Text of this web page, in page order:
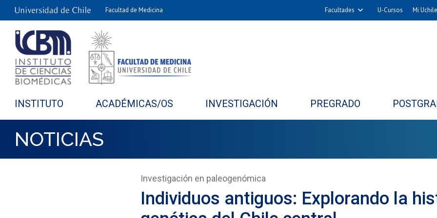
Facultad de Medicina Facultades
Filosofía y Humanidades
U-Cursos Mi Uchile
INSTITUTO ACADÉMICAS/OS INVESTIGACIÓN PREGRADO
NOTICIAS
Investigación en paleogenómica
Individuos antiguos: Explorando la